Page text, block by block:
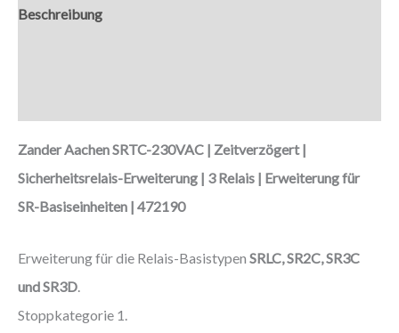
Beschreibung
Zander Aachen SRTC-230VAC | Zeitverzögert |
Sicherheitsrelais-Erweiterung | 3 Relais | Erweiterung für
SR-Basiseinheiten | 472190
Erweiterung für die Relais-Basistypen SRLC, SR2C, SR3C
und SR3D
Stoppkategorie 1.